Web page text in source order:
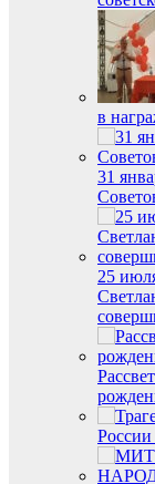
в
31
25
России